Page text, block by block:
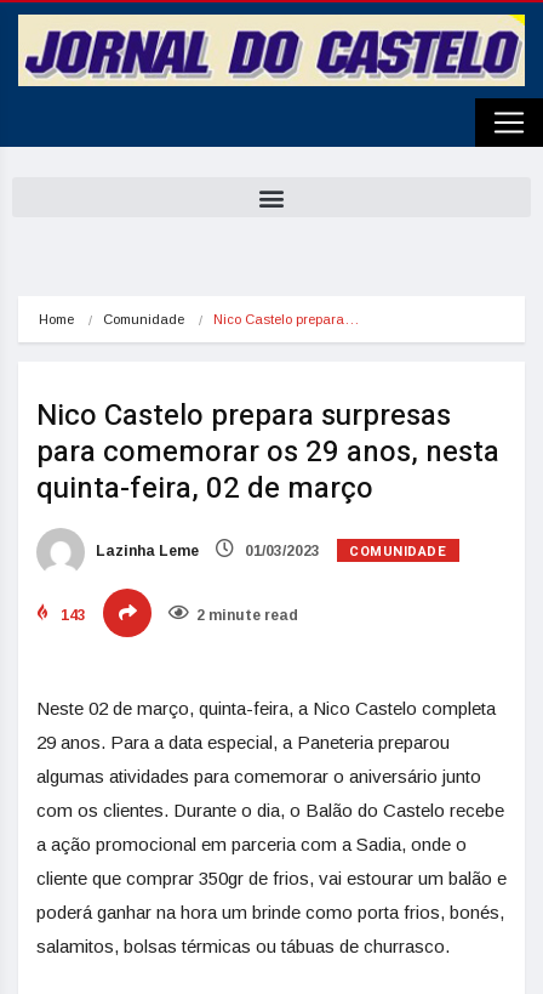
Home Comunidade Nico Castelo prepara…
Nico Castelo prepara surpresas
para comemorar os 29 anos, nesta
quinta-feira, 02 de março
Lazinha Leme 01/03/2023 COMUNIDADE
143 2 minute read
Neste 02 de março, quinta-feira, a Nico Castelo completa
29 anos. Para a data especial, a Paneteria preparou
algumas atividades para comemorar o aniversário junto
com os clientes. Durante o dia, o Balão do Castelo recebe
a ação promocional em parceria com a Sadia, onde o
cliente que comprar 350gr de frios, vai estourar um balão e
poderá ganhar na hora um brinde como porta frios, bonés,
salamitos, bolsas térmicas ou tábuas de churrasco.